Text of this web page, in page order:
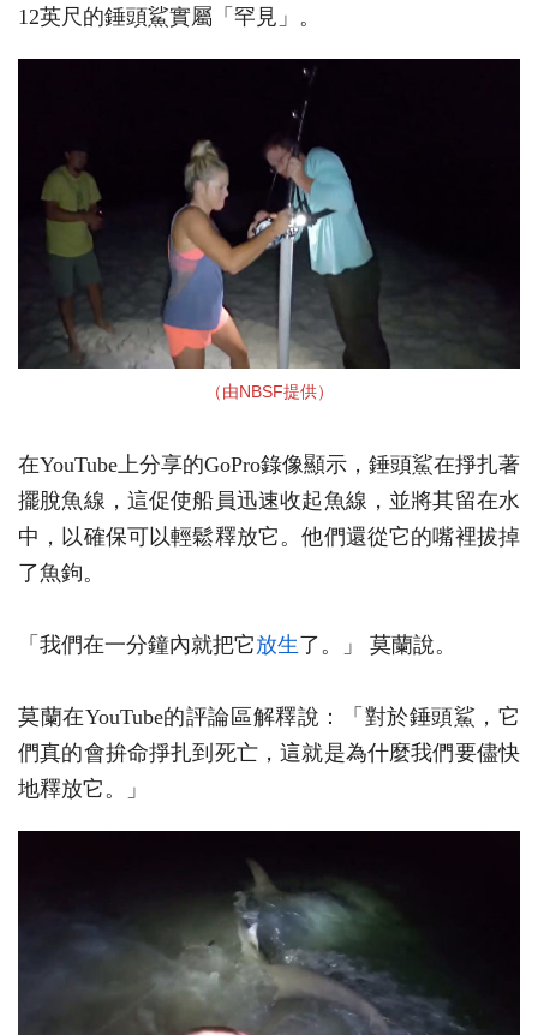
12英尺的錘頭鯊實屬「罕見」。
（由NBSF提供）
在YouTube上分享的GoPro錄像顯示，錘頭鯊在掙扎著
擺脫魚線，這促使船員迅速收起魚線，並將其留在水
中，以確保可以輕鬆釋放它。他們還從它的嘴裡拔掉
了魚鉤。
「我們在一分鐘內就把它放生了。」 莫蘭說。
莫蘭在YouTube的評論區解釋說：「對於錘頭鯊，它
們真的會拚命掙扎到死亡，這就是為什麼我們要儘快
地釋放它。」